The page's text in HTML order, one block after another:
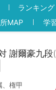
ランキング
MAP 学
謝爾豪九
権甲